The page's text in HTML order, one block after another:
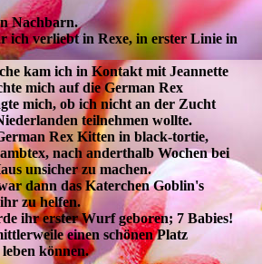
Nachbarn.
ich verliebt in Rexe, in erster Linie in
kam ich in Kontakt mit Jeannette
mich auf die German Rex
mich, ob ich nicht an der Zucht
teilnehmen wollte.
Rex Kitten in black-tortie,
nach anderthalb Wochen bei
unsicher zu machen.
dann das Katerchen Goblin's
zu helfen.
ihr erster Wurf geboren; 7 Babies!
einen schönen Platz
können.